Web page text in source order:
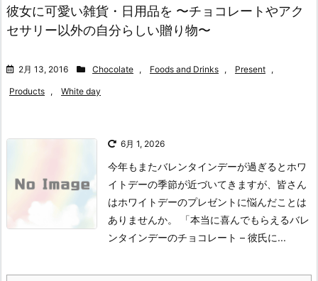
彼女に可愛い雑貨・日用品を 〜チョコレートやアク
セサリー以外の自分らしい贈り物〜
2月 13, 2016 Chocolate , Foods and Drinks , Present ,
Products , White day
6月 1, 2026
今年もまたバレンタインデーが過ぎるとホワ
イトデーの季節が近づいてきますが、皆さん
はホワイトデーのプレゼントに悩んだことは
ありませんか。 「本当に喜んでもらえるバレ
ンタインデーのチョコレート – 彼氏に...